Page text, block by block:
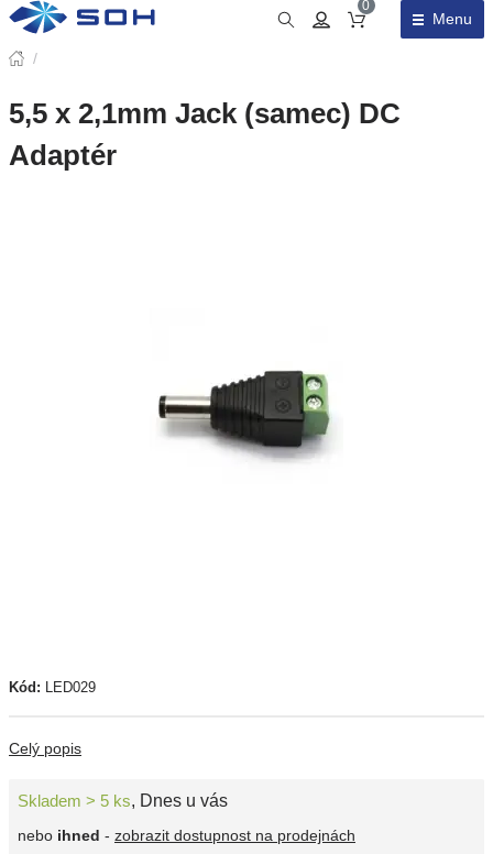
Obsah košíku
0
Menu
/
5,5 x 2,1mm Jack (samec) DC
Adaptér
Kód: LED029
Celý popis
Skladem > 5 ks, Dnes u vás
nebo ihned - zobrazit dostupnost na prodejnách